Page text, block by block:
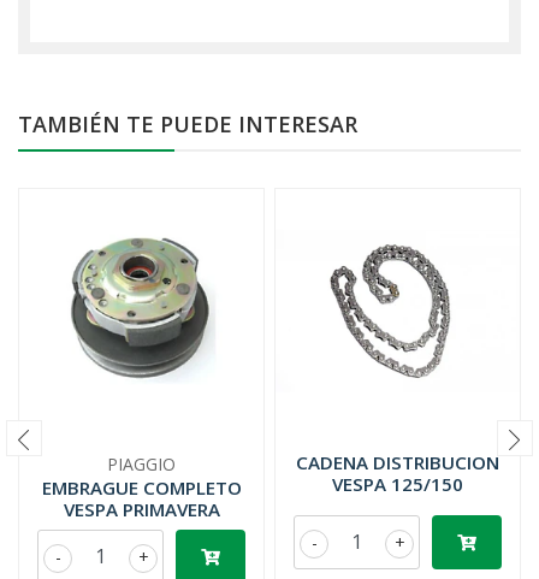
TAMBIÉN TE PUEDE INTERESAR
PIAGGIO
EMBRAGUE COMPLETO
VESPA PRIMAVERA
+
-
CADENA DISTRIBUCION
VESPA 125/150
+
-